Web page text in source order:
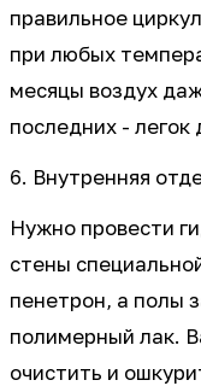
правильное
при любых
месяцы воздух
последних - легок
6. Внутренняя
Нужно провести
стены
пенетрон, а полы
полимерный лак.
очистить и